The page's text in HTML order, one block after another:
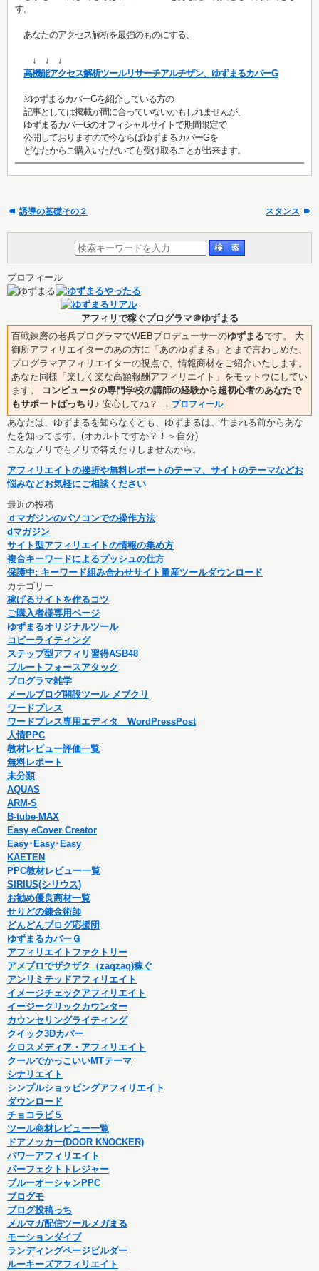
す。
あなたのアクセス解析を最強のものにする、
↓ ↓ ↓
高機能アクセス解析ツールリサーチアルチザン、ゆずまるカバーG
※ゆずまるカバーGを紹介している方の
記事としては掲載が間に合っていないかもしれませんが、
ゆずまるカバーGのオフィシャルサイトで期間限定で
公開しておりますので今ならばゆずまるカバーGを
どなたからご購入いただいても受け取ることが出来ます。
誘導の基礎その２ スタンス
プロフィール
アフィリで稼ぐプログラマ＠ゆずまる
百戦錬磨の老兵プログラマでWEBプロデューサーのゆずまるです。 大
御所アフィリエイターのあの方に「あのゆずまる」とまで言わしめた、
プログラマアフィリエイターの視点で、情報商材をご紹介いたします。
あなた同様「楽しく楽な高額報酬アフィリエイト」をモットウにしてい
ます。
コンピュータの専門学校の講師の経験から超初心者のあなたで
もサポートばっちり♪ 安心してね？ → プロフィール
あなたは、ゆずまるを知らなくとも、ゆずまるは、生まれる前からあな
たを知ってます。(オカルトですか？！＞自分)
こんなノリでもノリで答えたりしませんから。
アフィリエイトの挫折や無料レポートのテーマ、サイトのテーマなどお
悩みなどお気軽にご相談ください
最近の投稿
ｄマガジンのパソコンでの操作方法
dマガジン
サイト型アフィリエイトの情報の集め方
複合キーワードによるプッシュの仕方
保護中: キーワード組み合わせサイト量産ツールダウンロード
カテゴリー
稼げるサイトを作るコツ
ご購入者様専用ページ
ゆずまるオリジナルツール
コピーライティング
ステップ型アフィリ習得ASB48
ブルートフォースアタック
プログラマ雑学
メールブログ開設ツール メブクリ
ワードプレス
ワードプレス専用エディタ WordPressPost
人情PPC
教材レビュー評価一覧
無料レポート
未分類
AQUAS
ARM-S
B-tube-MAX
Easy eCover Creator
Easy･Easy･Easy
KAETEN
PPC教材レビュー一覧
SIRIUS(シリウス)
お勧め優良商材一覧
せりどの錬金術師
どんどんブログ応援団
ゆずまるカバーＧ
アフィリエイトファクトリー
アメブロでザクザク（zaqzaq)稼ぐ
アンリミテッドアフィリエイト
イメージチェックアフィリエイト
イージークリックカウンター
カウンセリングライティング
クイック3Dカバー
クロスメディア・アフィリエイト
クールでかっこいいMTテーマ
シナリエイト
シンプルショッピングアフィリエイト
ダウンロード
チョコラビ５
ツール商材レビュー一覧
ドアノッカー(DOOR KNOCKER)
パワーアフィリエイト
パーフェクトトレジャー
ブルーオーシャンPPC
ブログモ
ブログ投稿っち
メルマガ配信ツールメガまる
モーションダイブ
ランディングページビルダー
ルーキーズアフィリエイト